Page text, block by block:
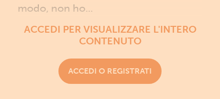
modo, non ho...
ACCEDI PER VISUALIZZARE L'INTERO
CONTENUTO
ACCEDI O REGISTRATI